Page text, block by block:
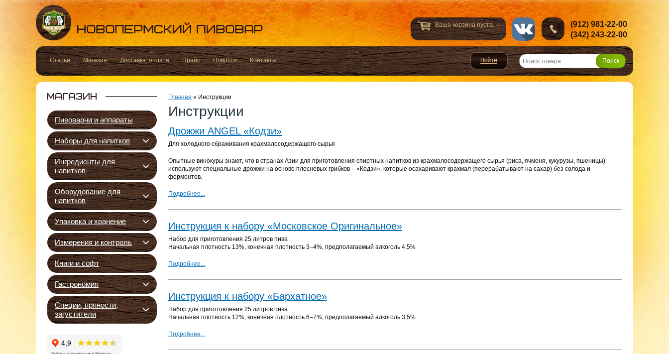
Ваша корзина пуста. –
(912) 981-22-00
(342) 243-22-00
Статьи Магазин Доставка, оплата Прайс Новости Контакты
Пивоварни и аппараты
Наборы для напитков
Ингредиенты для
напитков
Оборудование для
напитков
Упаковка и хранение
Измерения и контроль
Книги и софт
Гастрономия
Специи, пряности,
загустители
Главная » Инструкции
Инструкции
Дрожжи ANGEL «Кодзи»
Для холодного сбраживания крахмалосодержащего сырья
Опытные винокуры знают, что в странах Азии для приготовления спиртных напитков из крахмалосодержащего сырья (риса, ячменя, кукурузы, пшеницы)
используют специальные дрожжи на основе плесневых грибков – «Кодзи», которые осахаривают крахмал (перерабатывают на сахар) без солода и
ферментов.
Подробнее...
Инструкция к набору «Московское Оригинальное»
Набор для приготовления 25 литров пива
Начальная плотность 13%, конечная плотность 3–4%, предполагаемый алкоголь 4,5%
Подробнее...
Инструкция к набору «Бархатное»
Набор для приготовления 25 литров пива
Начальная плотность 12%, конечная плотность 6–7%, предполагаемый алкоголь 3,5%
Подробнее...